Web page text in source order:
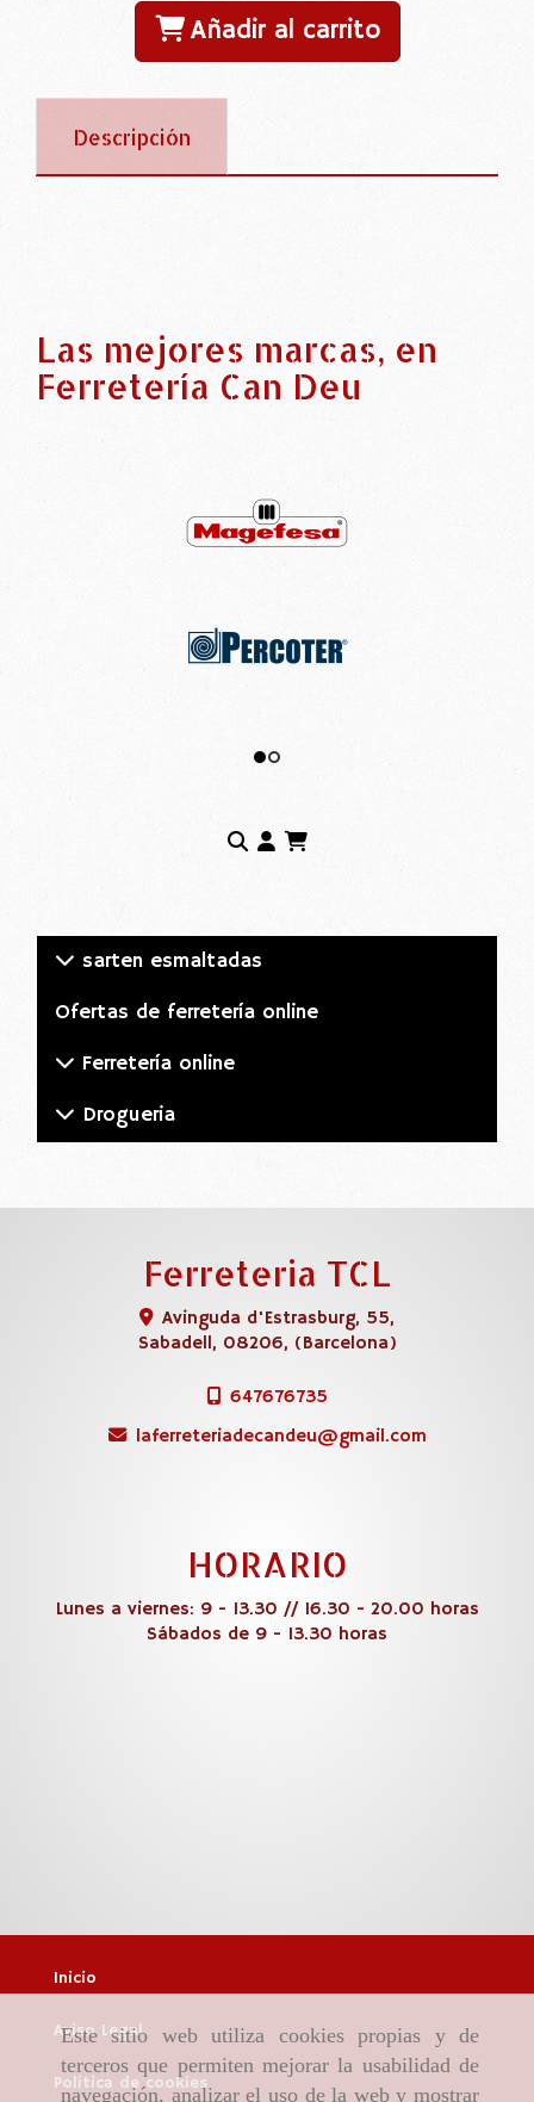
Este sitio web utiliza cookies propias y de
terceros que permiten mejorar la usabilidad de
navegación, analizar el uso de la web y mostrar
Añadir al carrito
Descripción
Las mejores marcas, en
Ferretería Can Deu
sarten esmaltadas
Ofertas de ferretería online
Ferretería online
Drogueria
Ferreteria TCL
Avinguda d'Estrasburg, 55,
Sabadell, 08206, (Barcelona)
647676735
laferreteriadecandeu
gmail.com
HORARIO
Lunes a viernes: 9 - 13.30 // 16.30 - 20.00 horas
Sábados de 9 - 13.30 horas
Inicio
Aviso Legal
Política de cookies